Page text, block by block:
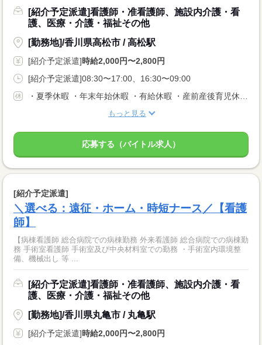
[紹介予定派遣]看護師・准看護師、施設内介護・看
護、医療・介護・福祉その他
[勤務地]/香川県高松市 / 高松駅
[紹介予定派遣]時給2,000円〜2,800円
[紹介予定派遣]08:30〜17:00、16:30〜09:00
もっと見る
応募する（バイトル求人）
[紹介予定派遣]
＼選べる：遠征・ホーム・時短ナース／【看護
師】
【病棟看護師 総合病院での病棟勤務 外来看護師 総合病院での病棟勤
務 手術室看護師 手術室及び中央材料室での勤務 ・手術室内環境整
備、機械出し 等 ...
[紹介予定派遣]看護師・准看護師、施設内介護・看
護、医療・介護・福祉その他
[勤務地]/香川県丸亀市 / 丸亀駅
[紹介予定派遣]時給2,000円〜2,800円